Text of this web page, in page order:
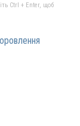
Ctrl + Enter, щоб